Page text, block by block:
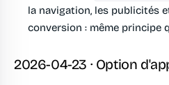
la navigation, les publicités
conversion : même principe
2026-04-23 · Option